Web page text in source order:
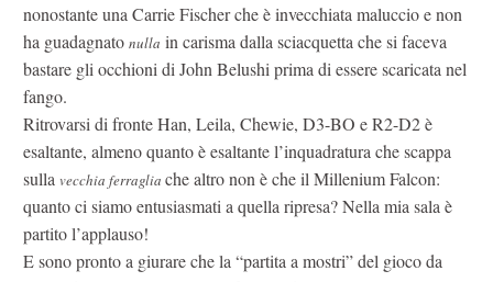
nonostante una Carrie Fischer che è invecchiata maluccio e non
ha guadagnato nulla in carisma dalla sciacquetta che si faceva
bastare gli occhioni di John Belushi prima di essere scaricata nel
fango.
Ritrovarsi di fronte Han, Leila, Chewie, D3-BO e R2-D2 è
esaltante, almeno quanto è esaltante l’inquadratura che scappa
sulla vecchia ferraglia che altro non è che il Millenium Falcon:
quanto ci siamo entusiasmati a quella ripresa? Nella mia sala è
partito l’applauso!
E sono pronto a giurare che la “partita a mostri” del gioco da